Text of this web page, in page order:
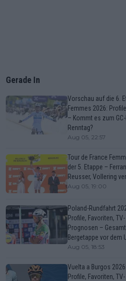
Gerade In
Vorschau auf die 6.
Femmes 2026:
– Kommt es zum
Renntag?
Aug 05, 22:57
Tour de France
der 5. Etappe –
Reusser, Vollering
Aug 05, 19:00
Poland-Rundfahrt
Profile, Favoriten,
Prognosen –
Bergetappe vor dem
Aug 05, 18:53
Vuelta a Burgos
Profile, Favoriten,